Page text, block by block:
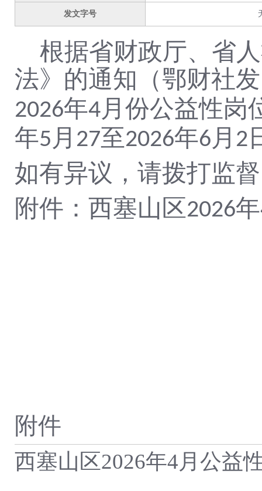
发文字号
根据省财政厅、省
法》的通知（鄂财社
2026年4月份公益性岗
年5 月 27至2026年6 月 2
如有异议，请拨打监
附件：西塞山区2026年
附件
西塞山区2026年4月公益